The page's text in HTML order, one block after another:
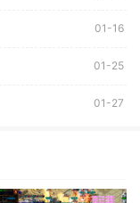
01-16
01-25
01-27